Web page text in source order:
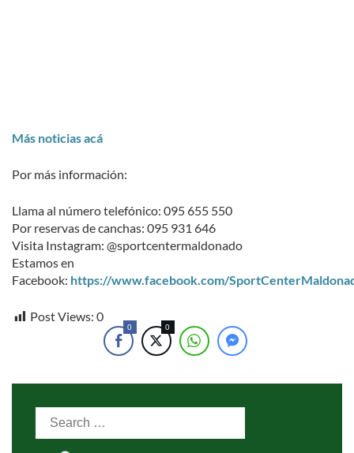
Más noticias acá
Por más información:
Llama al número telefónico: 095 655 550
Por reservas de canchas: 095 931 646
Visita Instagram: @sportcentermaldonado
Estamos en
Facebook: https://www.facebook.com/
Post Views: 0
0 0
Search